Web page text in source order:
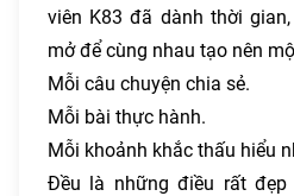
viên K83 đã dành thời
mở để cùng nhau tạo nên
Mỗi câu chuyện chia sẻ.
Mỗi bài thực hành.
Mỗi khoảnh khắc thấu hiểu
Đều là những điều rất